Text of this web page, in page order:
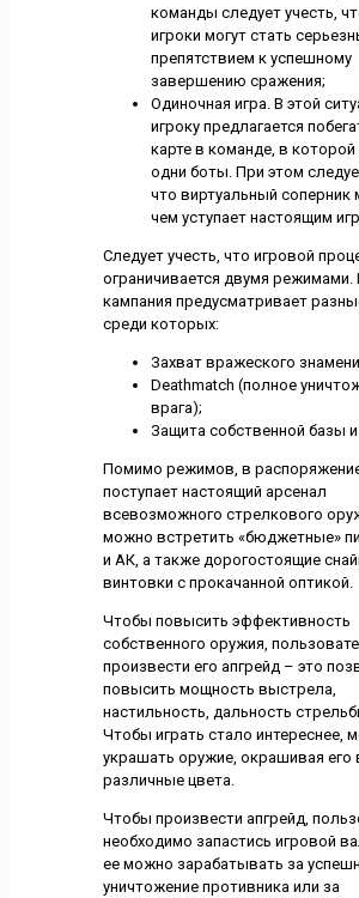
команды следует учесть,
игроки могут стать
препятствием к успешному
завершению сражения;
Одиночная игра. В этой
игроку предлагается
карте в команде, в которой
одни боты. При этом
что виртуальный соперник
чем уступает настоящим
Следует учесть, что игровой
ограничивается двумя режимами.
кампания предусматривает
среди которых:
Захват вражеского
Deathmatch (полное
врага);
Защита собственной базы
Помимо режимов, в
поступает настоящий арсенал
всевозможного стрелкового
можно встретить «бюджетные»
и АК, а также дорогостоящие
винтовки с прокачанной оптикой.
Чтобы повысить эффективность
собственного оружия,
произвести его апгрейд – это
повысить мощность выстрела,
настильность, дальность
Чтобы играть стало интереснее,
украшать оружие, окрашивая его
различные цвета.
Чтобы произвести апгрейд,
необходимо запастись игровой
ее можно зарабатывать за
уничтожение противника или за